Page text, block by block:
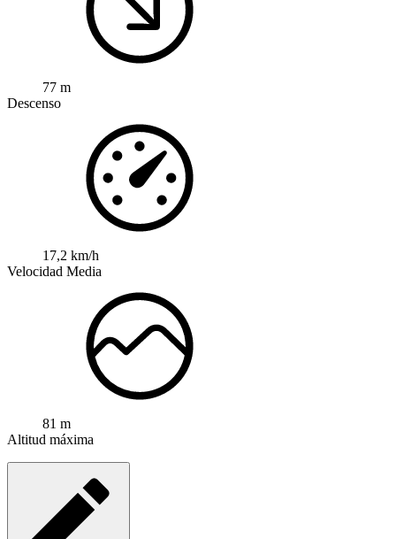
77 m
Descenso
17,2 km/h
Velocidad Media
81 m
Altitud máxima